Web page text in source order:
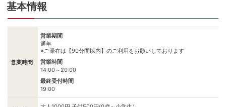
基本情報
営業時間
営業期間
通年
※ご滞在は【90分間以内】のご利用をお願いしております
営業時間
14:00～20:00
最終受付時間
19:00